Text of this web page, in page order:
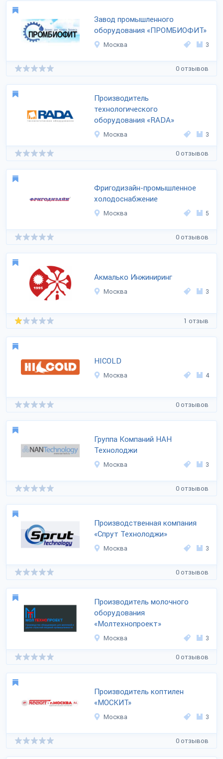
Завод промышленного
оборудования «ПРОМБИОФИТ»
Москва 3
0 отзывов
Производитель
технологического
оборудования «RADA»
Москва 3
0 отзывов
Фригодизайн-промышленное
холодоснабжение
Москва 5
0 отзывов
Акмалько Инжиниринг
Москва 3
1 отзыв
HICOLD
Москва 4
0 отзывов
Группа Компаний НАН
Технолоджи
Москва 3
0 отзывов
Производственная компания
«Спрут Технолоджи»
Москва 3
0 отзывов
Производитель молочного
оборудования
«Молтехнопроект»
Москва 3
0 отзывов
Производитель коптилен
«МОСКИТ»
Москва 3
0 отзывов